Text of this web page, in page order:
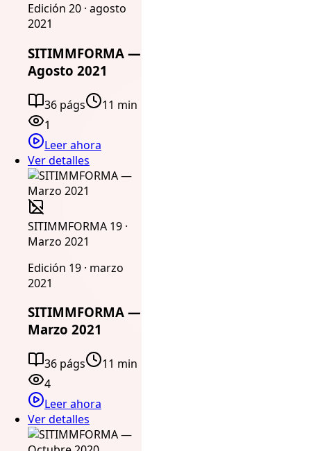
Edición 20 · agosto
2021
SITIMMFORMA —
Agosto 2021
36 págs
11 min
1
Leer ahora
Ver detalles
SITIMMFORMA 19 ·
Marzo 2021
Edición 19 · marzo
2021
SITIMMFORMA —
Marzo 2021
36 págs
11 min
4
Leer ahora
Ver detalles